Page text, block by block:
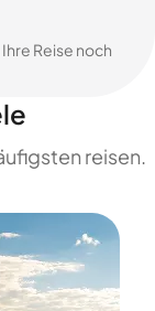
Reise noch
reisen.